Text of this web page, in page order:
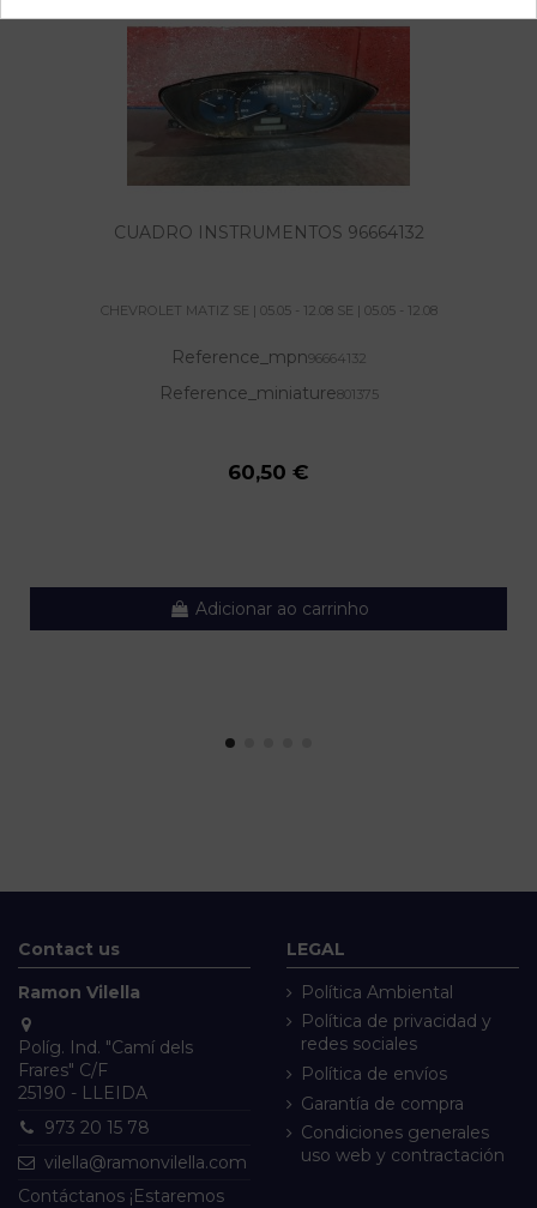
CUADRO INSTRUMENTOS 96664132
CHEVROLET MATIZ SE | 05.05 - 12.08 SE | 05.05 - 12.08
Reference_mpn96664132
Reference_miniature801375
60,50 €
Adicionar ao carrinho
Contact us
Ramon Vilella
Políg. Ind. "Camí dels
Frares" C/F
25190 - LLEIDA
973 20 15 78
vilella@ramonvilella.com
Contáctanos ¡Estaremos
LEGAL
Política Ambiental
Política de privacidad y
redes sociales
Política de envíos
Garantía de compra
Condiciones generales
uso web y contractación